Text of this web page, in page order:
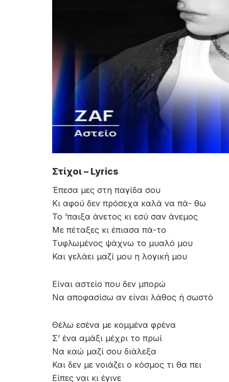
Στίχοι – Lyrics
Έπεσα μες στη παγίδα σου
Κι αφού δεν πρόσεχα καλά να πά- θω
Το ’παιξα άνετος κι εσύ σαν άνεμος
Με πέταξες κι έπιασα πά-το
Τυφλωμένος ψάχνω το μυαλό μου
Και γελάει μαζί μου η λογική μου
Είναι αστείο που δεν μπορώ
Να αποφασίσω αν είναι λάθος ή σωστό
Θέλω εσένα με κομμένα φρένα
Σ’ ένα αμάξι μέχρι το πρωί
Να καώ μαζί σου διάλεξα
Και δεν με νοιάζει ο κόσμος τι θα πει
Είπες ναι κι έγινε